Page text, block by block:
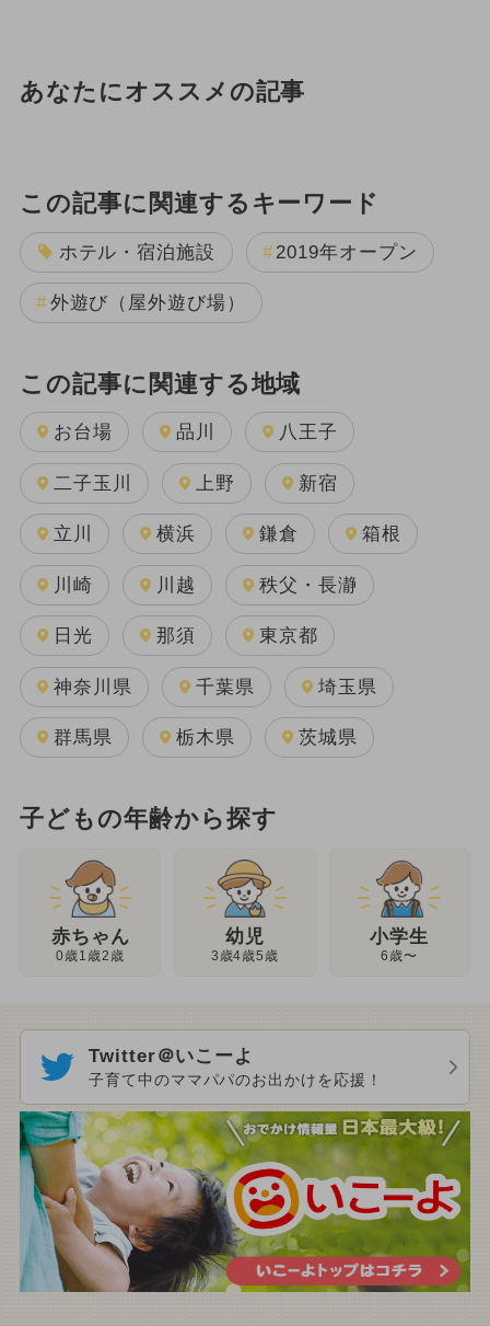
あなたにオススメの記事
この記事に関連するキーワード
ホテル・宿泊施設 2019年オープン
外遊び（屋外遊び場）
この記事に関連する地域
お台場 品川 八王子
二子玉川 上野 新宿
立川 横浜 鎌倉 箱根
川崎 川越 秩父・長瀞
日光 那須 東京都
神奈川県 千葉県 埼玉県
群馬県 栃木県 茨城県
子どもの年齢から探す
赤ちゃん
0歳1歳2歳
幼児
3歳4歳5歳
小学生
6歳〜
Twitter＠いこーよ
子育て中のママパパのお出かけを応援！